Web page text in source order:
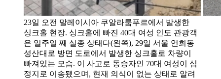
23일 오전 말레이시아 쿠알라룸푸르에서 발생한
싱크홀 현장. 싱크홀에 빠진 40대 여성 인도 관광객
은 일주일 째 실종 상태다(왼쪽), 29일 서울 연희동
성산대로 방면 도로에서 발생한 싱크홀로 차량이
빠져있는 모습. 이 사고로 동승자인 70대 여성이 심
정지로 이송됐으며, 현재 의식이 없는 상태로 알려